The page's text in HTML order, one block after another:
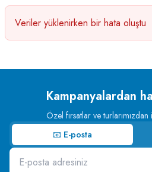
Veriler yüklenirken bir hata oluştu
Kampanyalardan
Özel fırsatlar ve
📧 E-posta